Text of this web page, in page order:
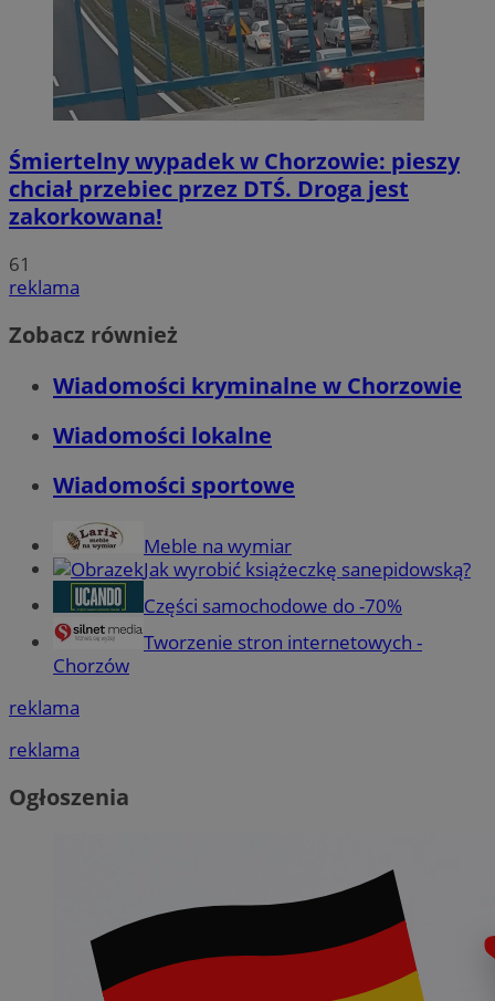
Śmiertelny wypadek w Chorzowie: pieszy
chciał przebiec przez DTŚ. Droga jest
zakorkowana!
61
reklama
Zobacz również
Wiadomości kryminalne w Chorzowie
Wiadomości lokalne
Wiadomości sportowe
Meble na wymiar
Jak wyrobić książeczkę sanepidowską?
Części samochodowe do -70%
Tworzenie stron internetowych -
Chorzów
reklama
reklama
Ogłoszenia